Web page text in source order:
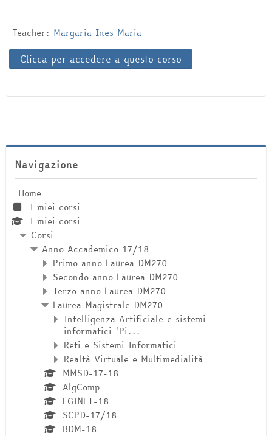
Teacher: Margaria Ines Maria
Clicca per accedere a questo corso
Navigazione
Home
I miei corsi
I miei corsi
Corsi
Anno Accademico 17/18
Primo anno Laurea DM270
Secondo anno Laurea DM270
Terzo anno Laurea DM270
Laurea Magistrale DM270
Intelligenza Artificiale e sistemi
informatici 'Pi...
Reti e Sistemi Informatici
Realtà Virtuale e Multimedialità
MMSD-17-18
AlgComp
EGINET-18
SCPD-17/18
BDM-18